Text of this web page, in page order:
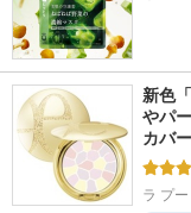
新色
やパ
カバ
ラ プ